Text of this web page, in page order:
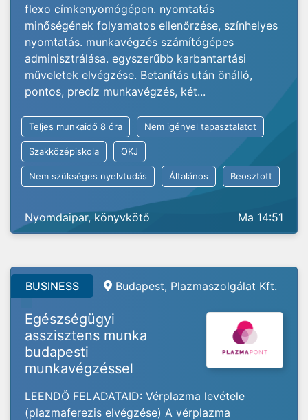
flexo címkenyomógépen. nyomtatás
minőségének folyamatos ellenőrzése, színhelyes
nyomtatás. munkavégzés számítógépes
adminisztrálása. egyszerűbb karbantartási
műveletek elvégzése. Betanítás után önálló,
pontos, precíz munkavégzés, két...
Teljes munkaidő 8 óra Nem igényel tapasztalatot
Szakközépiskola OKJ
Nem szükséges nyelvtudás Általános Beosztott
Nyomdaipar, könyvkötő Ma 14:51
BUSINESS Budapest, Plazmaszolgálat Kft.
Egészségügyi
asszisztens munka
budapesti
munkavégzéssel
LEENDŐ FELADATAID: Vérplazma levétele
(plazmaferezis elvégzése) A vérplazma